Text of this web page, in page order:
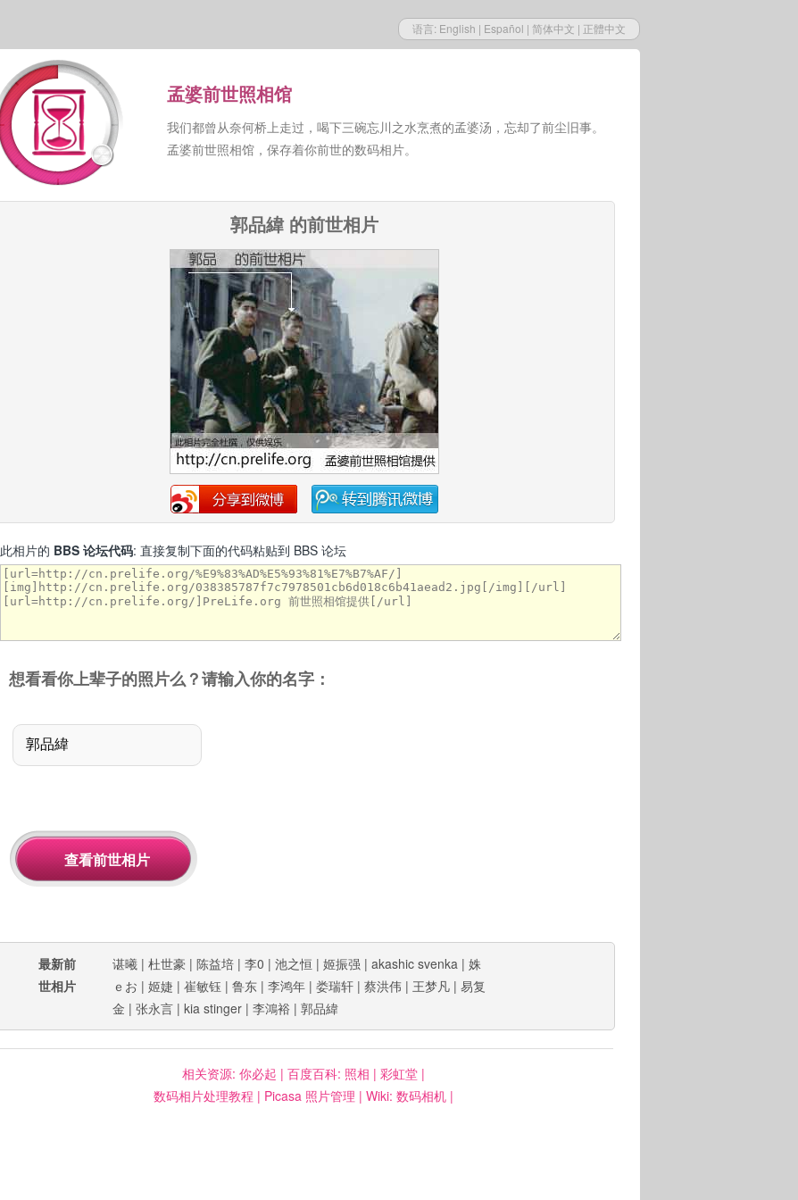
语言: English | Español | 简体中文 | 正體中文
孟婆前世照相馆
我们都曾从奈何桥上走过，喝下三碗忘川之水烹煮的孟婆汤，忘却了前尘旧事。
孟婆前世照相馆，保存着你前世的数码相片。
郭品緯 的前世相片
此相片的 BBS 论坛代码: 直接复制下面的代码粘贴到 BBS 论坛
想看看你上辈子的照片么？请输入你的名字：
最新前
世相片
谌曦 | 杜世豪 | 陈益培 | 李0 | 池之恒 | 姬振强 | akashic svenka | 姝
ｅお | 姬婕 | 崔敏钰 | 鲁东 | 李鸿年 | 娄瑞轩 | 蔡洪伟 | 王梦凡 | 易复
金 | 张永言 | kia stinger | 李鴻裕 | 郭品緯
相关资源: 你必起 | 百度百科: 照相 | 彩虹堂|
数码相片处理教程 | Picasa 照片管理 | Wiki: 数码相机|